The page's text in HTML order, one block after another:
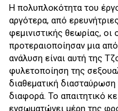
Η πολυπλοκότητα του
αργότερα, από
φεμινιστικής θεωρίας, οι
προτεραιοποίησαν μια
ανάλυση είναι αυτή της
φυλετοποίηση της
διαθεματική
διαφορά. Το απαιτητικό
ενσωματώνει μέρη της